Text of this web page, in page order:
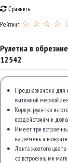
Сравнить
Рейтинг: ☆ ☆ ☆ ☆
Рулетка в
12542
Предназначена для
вытяжной мерной
Корпус рулетки
воздействиям и
Имеет три
на ремень и
Лента желтого
со встроенными